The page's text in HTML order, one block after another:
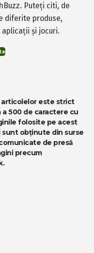
Puteți citi, de
diferite produse,
și jocuri.
este strict
500 de caractere cu
folosite pe acest
obținute din surse
de presă
precum
.